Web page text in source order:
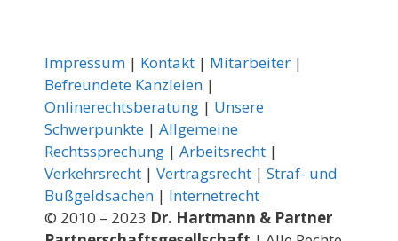
Impressum | Kontakt | Mitarbeiter |
Befreundete Kanzleien |
Onlinerechtsberatung | Unsere
Schwerpunkte | Allgemeine
Rechtssprechung | Arbeitsrecht |
Verkehrsrecht | Vertragsrecht | Straf- und
Bußgeldsachen | Internetrecht
© 2010 – 2023 Dr. Hartmann & Partner